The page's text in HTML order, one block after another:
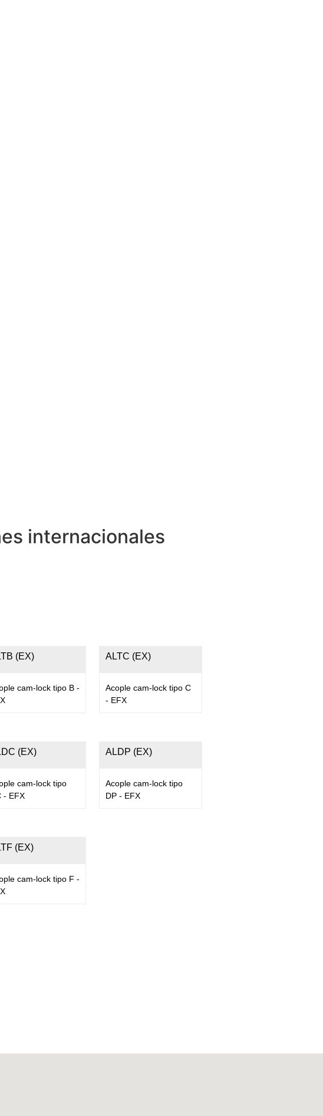
internacionales
(EX)
cam-lock tipo B -
ALTC (EX)
Acople cam-lock tipo C
- EFX
(EX)
cam-lock tipo
- EFX
ALDP (EX)
Acople cam-lock tipo
DP - EFX
(EX)
cam-lock tipo F -